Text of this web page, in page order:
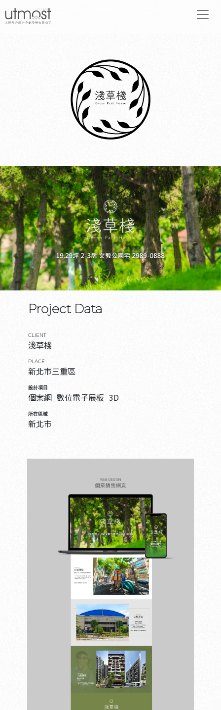
Project Data
CLIENT
淺草棧
PLACE
新北市三重區
設計項目
個案網 數位電子展板 3D
所在區域
新北市